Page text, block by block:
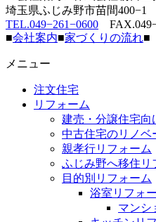
埼玉県ふじみ野市苗間400−1
TEL.049−261−0600
■会社案内■家づくりの流れ■
メニュー
注文住宅
リフォーム
建売・分譲住宅向
中古住宅のリノベ
親孝行リフォーム
ふじみ野へ移住リ
目的別リフォーム
浴室リフォ
マンシ